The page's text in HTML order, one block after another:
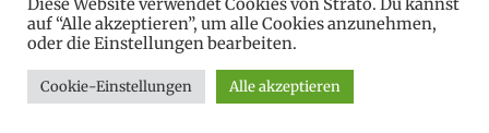
Sitemap
Copyright © 2026Kein Blatt . Alle Rechte vorbehalten.
Diese Website verwendet Cookies von Strato. Du kannst
auf “Alle akzeptieren”, um alle Cookies anzunehmen,
oder die Einstellungen bearbeiten.
Cookie-Einstellungen Alle akzeptieren